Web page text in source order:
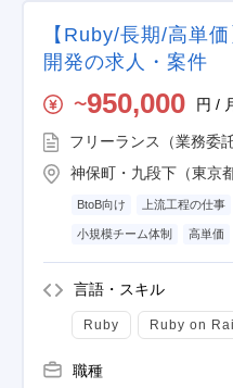
【Ruby/長期/高単
開発の求人・案件
〜950,000 円 /
フリーランス（業務委託
神保町・九段下（東京都
BtoB向け 上流工程の仕事
小規模チーム体制 高単価
言語・スキル
Ruby Ruby on
職種